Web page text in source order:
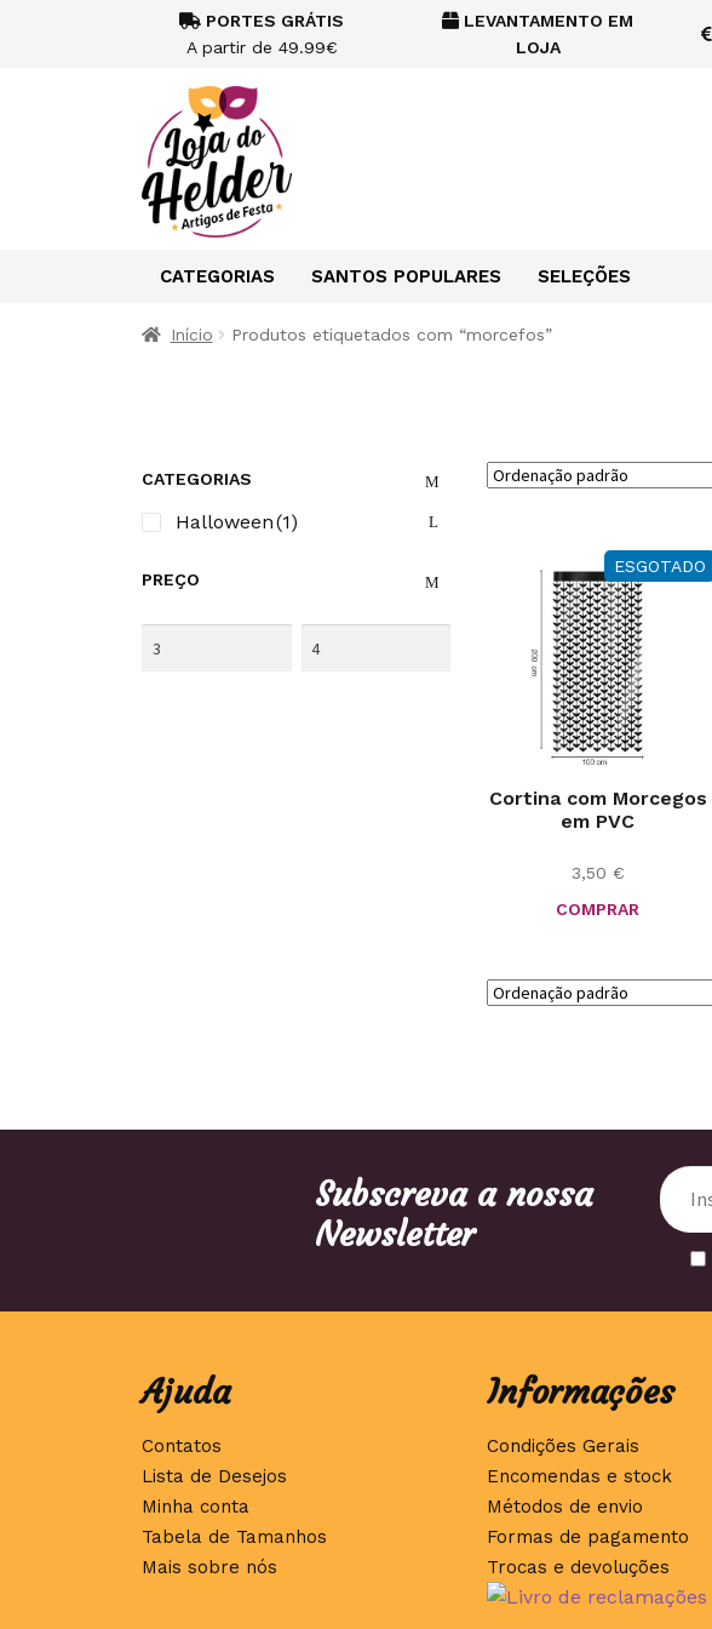
PORTES GRÁTIS
A partir de 49.99€
LEVANTAMENTO EM
LOJA
CATEGORIAS SANTOS POPULARES SELEÇÕES
Início Produtos etiquetados com “morcefos”
CATEGORIAS
Halloween(1)
PREÇO
ESGOTADO
Cortina com Morcegos
em PVC
3,50 €
COMPRAR
Subscreva a nossa
Newsletter
Ajuda
Contatos
Lista de Desejos
Minha conta
Tabela de Tamanhos
Mais sobre nós
Informações
Condições Gerais
Encomendas e stock
Métodos de envio
Formas de pagamento
Trocas e devoluções